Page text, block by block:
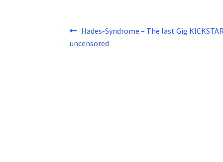
Beitragsnavigation
Vorheriger
Beitrag:
Hades-Syndrome – The last Gig
uncensored